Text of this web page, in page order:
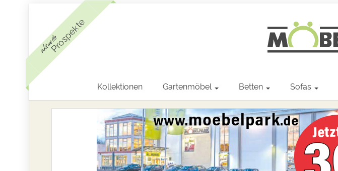
aktuelleProspekte
Kollektionen Gartenmöbel Betten Sofas